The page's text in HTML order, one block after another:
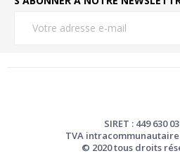
SIRET : 449 630
TVA intracommunautaire
© 2020 tous droits